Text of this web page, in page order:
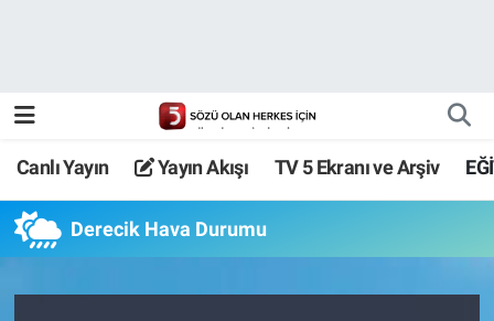
Canlı Yayın Yayın Akışı TV 5 Ekranı ve Arşiv
Derecik Hava Durumu
TV 5 Ekranı ve Arşiv